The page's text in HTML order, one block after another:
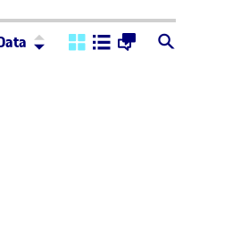
Ordre: Descendent